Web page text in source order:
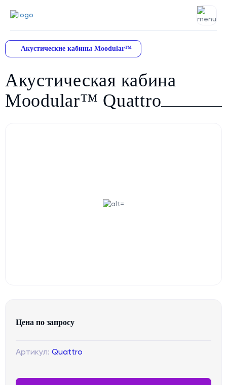
Акустические кабины Moodular™
Акустическая кабина
Moodular™ Quattro
Цена по запросу
Артикул: Quattro